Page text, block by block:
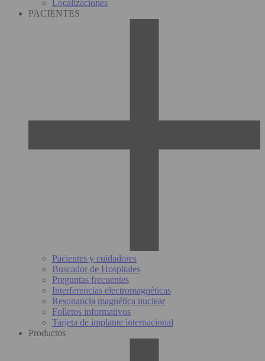
Localizaciones
PACIENTES
Pacientes y cuidadores
Buscador de Hospitales
Preguntas frecuentes
Interferencias electromagnéticas
Resonancia magnética nuclear
Folletos informativos
Tarjeta de implante internacional
Productos